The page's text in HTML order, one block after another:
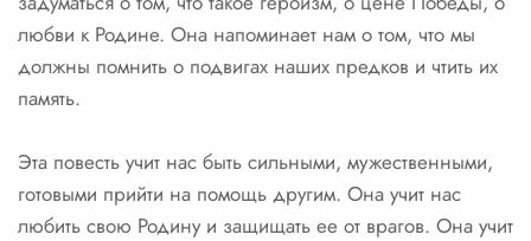
любви к Родине. Она напоминает нам о том, что мы
должны помнить о подвигах наших предков и чтить их
память.
Эта повесть учит нас быть сильными, мужественными,
готовыми прийти на помощь другим. Она учит нас
любить свою Родину и защищать ее от врагов. Она учит